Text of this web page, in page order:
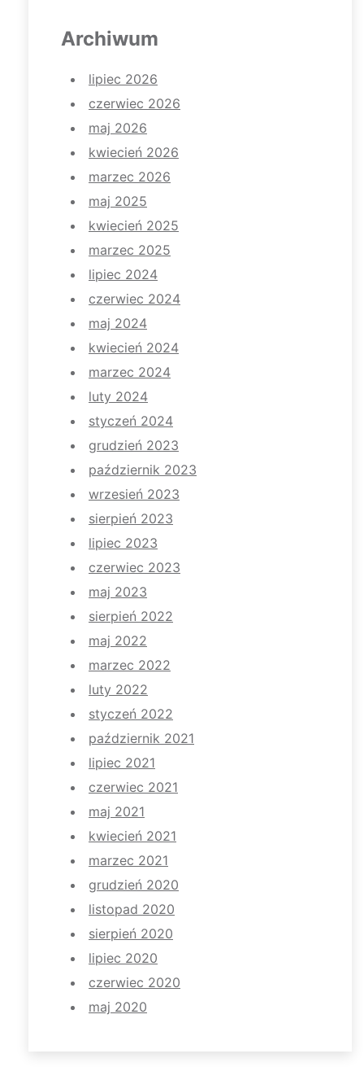
Archiwum
lipiec 2026
czerwiec 2026
maj 2026
kwiecień 2026
marzec 2026
maj 2025
kwiecień 2025
marzec 2025
lipiec 2024
czerwiec 2024
maj 2024
kwiecień 2024
marzec 2024
luty 2024
styczeń 2024
grudzień 2023
październik 2023
wrzesień 2023
sierpień 2023
lipiec 2023
czerwiec 2023
maj 2023
sierpień 2022
maj 2022
marzec 2022
luty 2022
styczeń 2022
październik 2021
lipiec 2021
czerwiec 2021
maj 2021
kwiecień 2021
marzec 2021
grudzień 2020
listopad 2020
sierpień 2020
lipiec 2020
czerwiec 2020
maj 2020